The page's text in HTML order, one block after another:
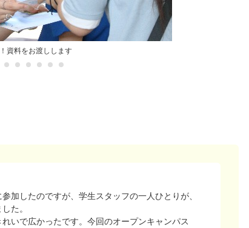
資料をお渡しします
加したのですが、学生スタッフの一人ひとりが、
た。
いで広かったです。今回のオープンキャンパス